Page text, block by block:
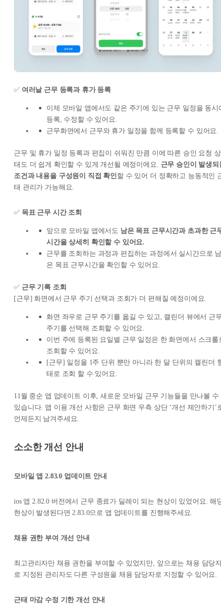
✅ 여러날 근무 등록과 휴가 등록
이제 모바일 앱에서도 같은 주기에 있는 근무 일정을 동시
등록, 수정할 수 있어요.
근무화면에서 근무와 휴가 일정을 함께 등록할 수 있어요.
근무 및 휴가 일정 등록과 편집이 쉬워진 만큼 이에 따른 승인 요청 상
태도 더 쉽게 확인할 수 있게 개선될 예정이에요. 근무 승인이 발생되
조건과 내용을 구성원이 직접 확인할 수 있어 더 정확하고 능동적인
태 관리가 가능해요.
✅ 목표 근무 시간 조회
앞으로 모바일 앱에서도 남은 목표 근무시간과 초과한 근
시간을 상세히 확인할 수 있어요.
근무를 조회하는 과정과 편집하는 과정에서 실시간으로
은 목표 근무시간을 확인할 수 있어요.
✅근무 기록 조회
[근무] 화면에서 근무 주기 선택과 조회가 더 편해질 예정이에요.
화면 좌우로 근무 주기를 옮길 수 있고, 캘린더 뷰에서 근
주기를 선택해 조회할 수 있어요.
이번 주에 등록된 요일별 근무 일정은 한 화면에서 스크롤
조회할 수 있어요.
[근무] 일정을 1주 단위 뿐만 아니라 한 달 단위의 캘린더
태로 조회 할 수 있어요.
11월 중순 앱 업데이트 이후, 새로운 모바일 근무 기능들을 만나볼 수
있습니다. 앱 이용 개선 사항은 근무 화면 우측 상단 ‘개선 제안하기’
언제든지 남겨주세요.
소소한 개선 안내
모바일 앱 2.83.0 업데이트 안내
ios 앱 2.82.0 버전에서 근무 종료가 딜레이 되는 현상이 있었어요. 해
현상이 발생된다면 2.83.0으로 앱 업데이트를 진행해주세요.
채용 권한 부여 개선 안내
최고관리자만 채용 권한을 부여할 수 있었지만, 앞으로는 채용 담당
로 지정된 관리자도 다른 구성원을 채용 담당자로 지정할 수 있어요.
근태 마감 수정 기한 개선 안내